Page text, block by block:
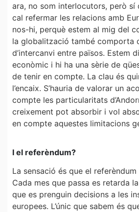
ara, no som interlocutors, però sí
cal refermar les relacions amb
nos-hi, perquè estem al mig del
la globalització també comporta
d’intercanvi entre països. Estem
econòmic i hi ha una sèrie de
de tenir en compte. La clau és
l’encaix. S’hauria de valorar un
compte les particularitats
creixement pot absorbir i vol
en compte aquestes limitacions
I el referèndum?
La sensació és que el
Cada mes que passa es retarda
que es prenguin decisions a les
europees. L’únic que sabem és